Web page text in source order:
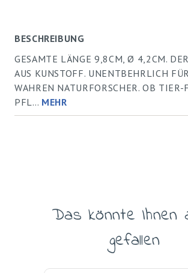
BESCHREIBUNG
GESAMTE LÄNGE 9,8CM, Ø 4,2CM.
AUS KUNSTOFF. UNENTBEHRLICH
WAHREN NATURFORSCHER. OB TIER-
PFL… MEHR
Produktgalerie überspringen
Das könnte Ihnen
gefallen